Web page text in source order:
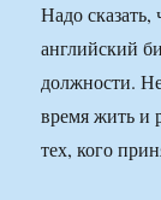
Надо
английский
должности.
время жить и
тех, кого